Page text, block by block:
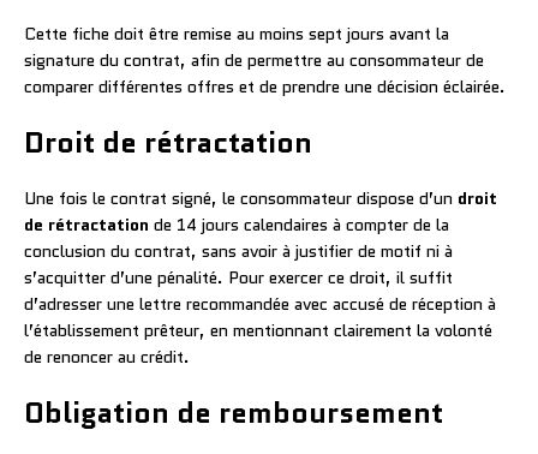
Cette fiche doit être remise au moins sept jours avant la
signature du contrat, afin de permettre au consommateur de
comparer différentes offres et de prendre une décision éclairée.
Droit de rétractation
Une fois le contrat signé, le consommateur dispose d’un droit
de rétractation de 14 jours calendaires à compter de la
conclusion du contrat, sans avoir à justifier de motif ni à
s’acquitter d’une pénalité. Pour exercer ce droit, il suffit
d’adresser une lettre recommandée avec accusé de réception à
l’établissement prêteur, en mentionnant clairement la volonté
de renoncer au crédit.
Obligation de remboursement